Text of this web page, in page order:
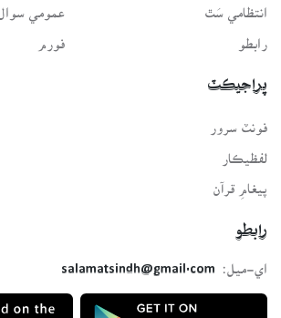
انتظامي سَٿ
رابطو
عمومي سوال
فورم
پراجيڪٽ
فونٽ سرور
لفظيڪار
پيغامِ قرآن
رابطو
اي-ميل:
salamatsindh@gmail.com